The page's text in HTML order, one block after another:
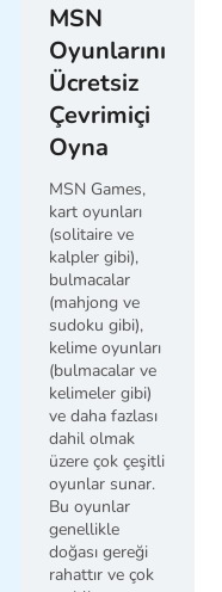
MSN
Oyunlarını
Ücretsiz
Çevrimiçi
Oyna
MSN Games,
kart oyunları
(solitaire ve
kalpler gibi),
bulmacalar
(mahjong ve
sudoku gibi),
kelime oyunları
(bulmacalar ve
kelimeler gibi)
ve daha fazlası
dahil olmak
üzere çok çeşitli
oyunlar sunar.
Bu oyunlar
genellikle
doğası gereği
rahattır ve çok